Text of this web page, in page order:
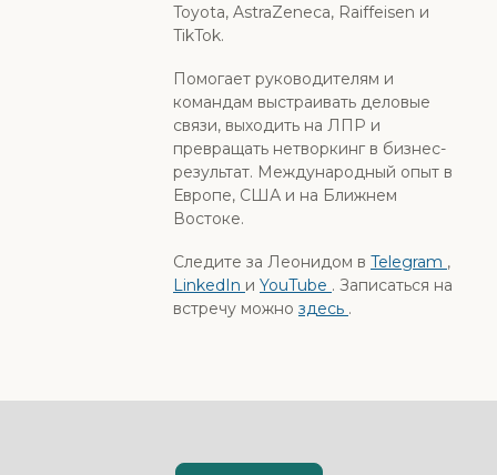
Toyota, AstraZeneca, Raiffeisen и
TikTok.
Помогает руководителям и
командам выстраивать деловые
связи, выходить на ЛПР и
превращать нетворкинг в бизнес-
результат. Международный опыт в
Европе, США и на Ближнем
Востоке.
Следите за Леонидом в Telegram ,
LinkedIn и YouTube . Записаться на
встречу можно здесь .